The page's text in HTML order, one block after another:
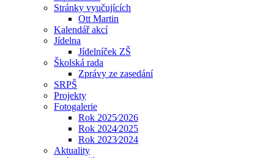
Stránky vyučujících
Ott Martin
Kalendář akcí
Jídelna
Jídelníček ZŠ
Školská rada
Zprávy ze zasedání
SRPŠ
Projekty
Fotogalerie
Rok 2025⁄2026
Rok 2024⁄2025
Rok 2023⁄2024
Aktuality